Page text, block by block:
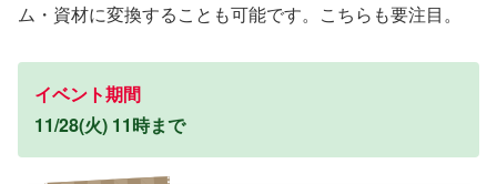
ム・資材に変換することも可能です。こちらも要注目。
イベント期間
11/28(火) 11時まで